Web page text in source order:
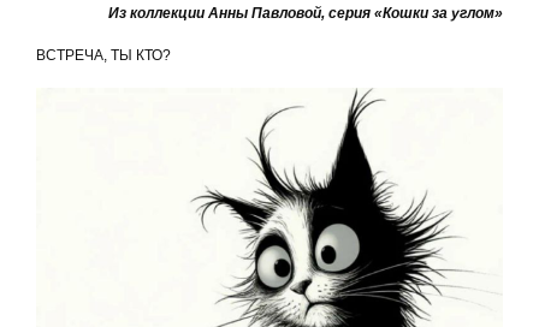
Из коллекции Анны Павловой, серия «Кошки за углом»
ВСТРЕЧА, ТЫ КТО?